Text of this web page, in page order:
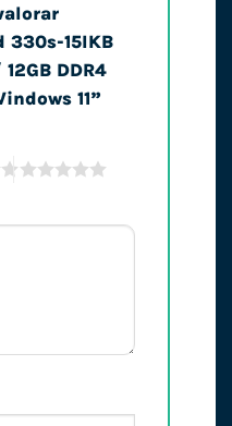
330s-15IKB
DDR4
11”